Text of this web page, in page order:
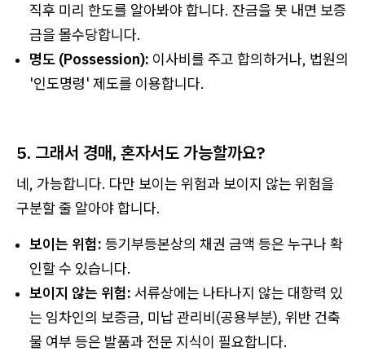
직후 미리 한도를 알아봐야 합니다. 잔금을 못 내면 보증
금을 몰수당합니다.
명도 (Possession): 이사비를 주고 합의하거나, 법원의
'인도명령' 제도를 이용합니다.
5. 그래서 경매, 혼자서도 가능할까요?
네, 가능합니다. 다만 보이는 위험과 보이지 않는 위험을
구분할 줄 알아야 합니다.
보이는 위험: 등기부등본상의 채권 금액 등은 누구나 확
인할 수 있습니다.
보이지 않는 위험: 서류상에는 나타나지 않는 대항력 있
는 임차인의 보증금, 미납 관리비(공용부분), 위반 건축
물 여부 등은 발품과 전문 지식이 필요합니다.